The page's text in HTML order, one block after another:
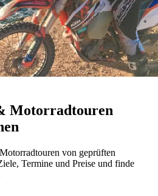
Motorradtouren
von geprüften
Termine und Preise und finde